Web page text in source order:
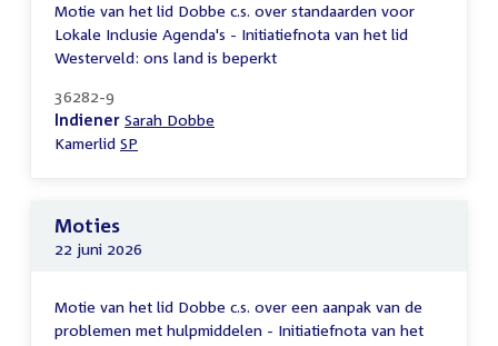
Motie van het lid Dobbe c.s. over standaarden voor
Lokale Inclusie Agenda's - Initiatiefnota van het lid
Westerveld: ons land is beperkt
36282-9
Indiener Sarah Dobbe
Kamerlid SP
Moties
22 juni 2026
Motie van het lid Dobbe c.s. over een aanpak van de
problemen met hulpmiddelen - Initiatiefnota van het